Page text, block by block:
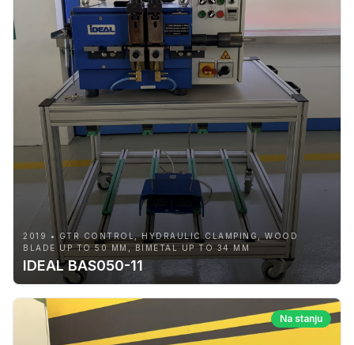
2019 • GTR CONTROL, HYDRAULIC CLAMPING, WOOD
BLADE UP TO 50 MM, BIMETAL UP TO 34 MM
IDEAL BAS050-11
Na stanju